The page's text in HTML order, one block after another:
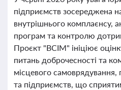
підприємств зосереджена
внутрішнього комплаєнсу,
програм та контролю
Проєкт "ВСІМ" ініціює
питань доброчесності та
місцевого самоврядування,
та підприємств, що